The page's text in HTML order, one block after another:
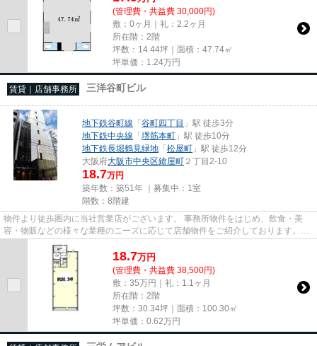
(管理費・共益費 30,000円)
敷：0ヶ月｜礼：2.2ヶ月
所在階：2階
坪数：14.44坪｜面積：47.74㎡
坪単価： 1.24万円
賃貸｜店舗事務所 三洋谷町ビル
地下鉄谷町線 「谷町四丁目 」駅 徒歩3分
地下鉄中央線 「堺筋本町 」駅 徒歩10分
地下鉄長堀鶴見緑地 「松屋町 」駅 徒歩12分
大阪府大阪市中央区鎗屋町 ２丁目2-10
18.7万円
築年数：築51年 ｜募集中： 1室
階数：8階建
物件より徒歩圏内に当社営業店がございます。 事務所物件をはじめ、飲食・美
容・物販などの様々な業種のニーズに応じて店舗物件をご紹介しております。
尚、弊社ではおとり広告は一切...
18.7万円
(管理費・共益費 38,500円)
敷：35万円｜礼：1.1ヶ月
所在階：2階
坪数：30.34坪｜面積：100.30㎡
坪単価： 0.62万円